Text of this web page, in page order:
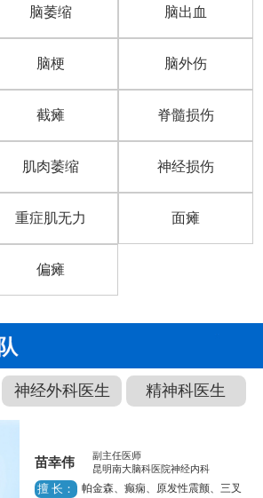
脑萎缩 脑出血
脑梗 脑外伤
截瘫 脊髓损伤
肌肉萎缩 神经损伤
重症肌无力 面瘫
偏瘫
神经外科医生 精神科医生
苗幸伟
副主任医师
昆明南大脑科医院神经内科
擅 长：
帕金森、癫痫、原发性震颤、三叉